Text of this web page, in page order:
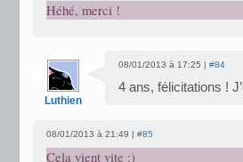
Héhé, merci !
Luthien
08/01/2013 à 17:25 | #84
4 ans, félicitations !
08/01/2013 à 21:49 | #85
Cela vient vite :)